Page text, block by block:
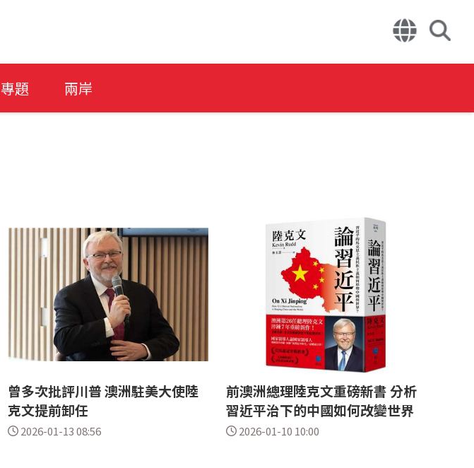
專題 兩岸
曾多次批評川普 澳洲駐美大使陸
克文提前卸任
2026-01-13 08:56
前澳洲總理陸克文重磅新書 分析
習近平治下的中國如何改變世界
2026-01-10 10:00